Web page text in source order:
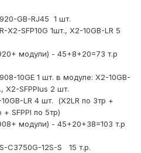
GB-RJ45 1 шт.
SFP10G 1шт., X2-10GB-LR 5
модули) - 45+8+20=73 т.р
10GE 1 шт. в модуле: X2-10GB-
X2-SFPPlus 2 шт.
LR 4 шт. (Х2LR по 3тр +
+ SFPPl по 5тр)
модули) - 45+20+38=103 т.р
C3750G-12S-S 15 т.р.